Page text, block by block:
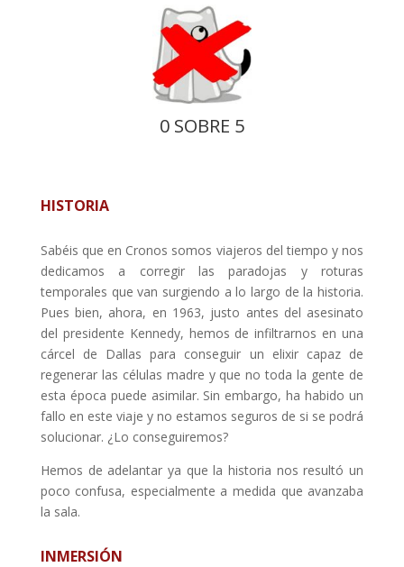
0 SOBRE 5
HISTORIA
Sabéis que en Cronos somos viajeros del tiempo y nos
dedicamos a corregir las paradojas y roturas
temporales que van surgiendo a lo largo de la historia.
Pues bien, ahora, en 1963, justo antes del asesinato
del presidente Kennedy, hemos de infiltrarnos en una
cárcel de Dallas para conseguir un elixir capaz de
regenerar las células madre y que no toda la gente de
esta época puede asimilar. Sin embargo, ha habido un
fallo en este viaje y no estamos seguros de si se podrá
solucionar. ¿Lo conseguiremos?
Hemos de adelantar ya que la historia nos resultó un
poco confusa, especialmente a medida que avanzaba
la sala.
INMERSIÓN